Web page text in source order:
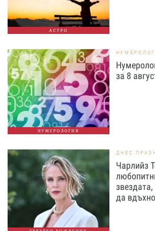
АСТРО
НУМЕРОЛОГИЯ
за 8
ДНЕС
Чарлийз
да